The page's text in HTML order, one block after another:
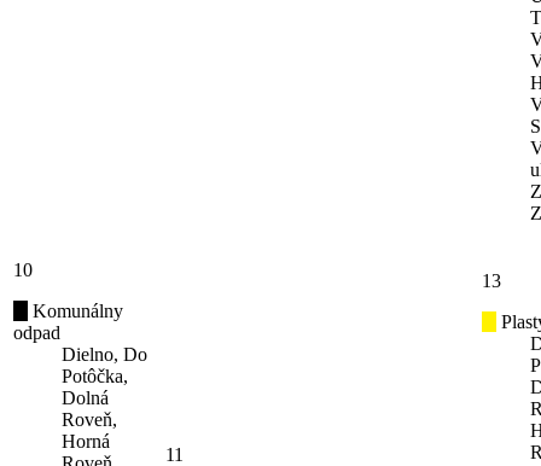
10
Komunálny
odpad
Dielno, Do
Potôčka,
Dolná
Roveň,
Horná
11
13